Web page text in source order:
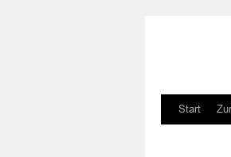
Zum
Start